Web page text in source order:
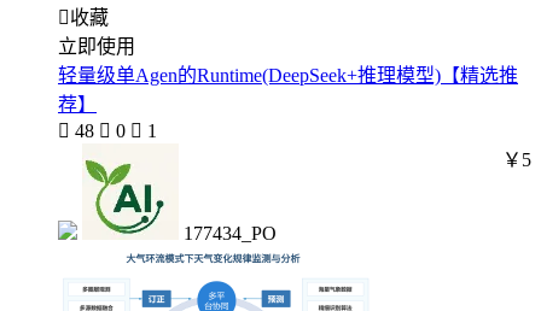
收藏
立即使用
轻量级单Agen的Runtime(DeepSeek+推理模型)【精选推
荐】
 48  0  1
177434_PO
￥5